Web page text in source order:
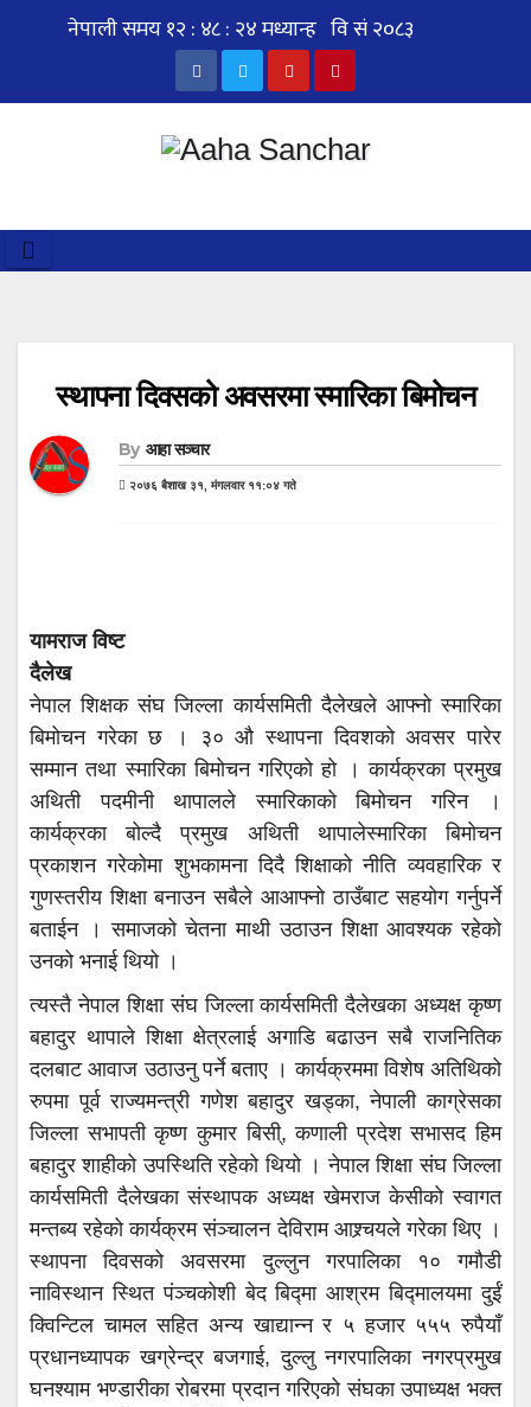
स्थापना दिवसको अवसरमा स्मारिका बिमोचन
By आहा सञ्चार
२०७६ बैशाख ३१, मंगलवार ११:०४ गते
यामराज विष्ट
दैलेख
नेपाल शिक्षक संघ जिल्ला कार्यसमिती दैलेखले आफ्नो स्मारिका
बिमोचन गरेका छ । ३० औ स्थापना दिवशको अवसर पारेर
सम्मान तथा स्मारिका बिमोचन गरिएको हो । कार्यक्रका प्रमुख
अथिती पदमीनी थापालले स्मारिकाको बिमोचन गरिन ।
कार्यक्रका बोल्दै प्रमुख अथिती थापालेस्मारिका बिमोचन
प्रकाशन गरेकोमा शुभकामना दिदै शिक्षाको नीति व्यवहारिक र
गुणस्तरीय शिक्षा बनाउन सबैले आआफ्नो ठाउँबाट सहयोग गर्नुपर्ने
बताईन । समाजको चेतना माथी उठाउन शिक्षा आवश्यक रहेको
उनको भनाई थियो ।
त्यस्तै नेपाल शिक्षा संघ जिल्ला कार्यसमिती दैलेखका अध्यक्ष कृष्ण
बहादुर थापाले शिक्षा क्षेत्रलाई अगाडि बढाउन सबै राजनितिक
दलबाट आवाज उठाउनु पर्ने बताए । कार्यक्रममा विशेष अतिथिको
रुपमा पूर्व राज्यमन्त्री गणेश बहादुर खड्का, नेपाली काग्रेसका
जिल्ला सभापती कृष्ण कुमार बिसी्, कणाली प्रदेश सभासद हिम
बहादुर शाहीको उपस्थिति रहेको थियो । नेपाल शिक्षा संघ जिल्ला
कार्यसमिती दैलेखका संस्थापक अध्यक्ष खेमराज केसीको स्वागत
मन्तब्य रहेको कार्यक्रम संञ्चालन देविराम आश्र्चयले गरेका थिए ।
स्थापना दिवसको अवसरमा दुल्लुन गरपालिका १० गमौडी
नाविस्थान स्थित पंञ्चकोशी बेद बिद्मा आश्रम बिद्मालयमा दुईं
क्विन्टिल चामल सहित अन्य खाद्यान्न र ५ हजार ५५५ रुपैयाँ
प्रधानध्यापक खग्रेन्द्र बजगाई, दुल्लु नगरपालिका नगरप्रमुख
घनश्याम भण्डारीका रोबरमा प्रदान गरिएको संघका उपाध्यक्ष भक्त